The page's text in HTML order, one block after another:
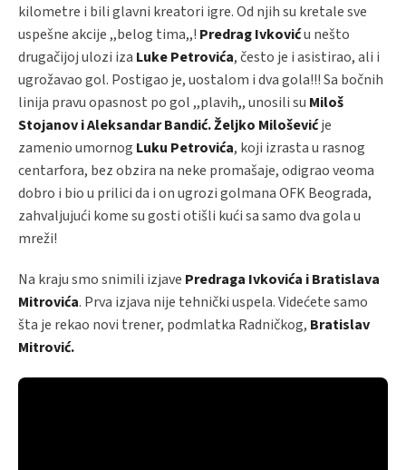
kilometre i bili glavni kreatori igre. Od njih su kretale sve
uspešne akcije ,,belog tima,,! Predrag Ivkoviću nešto
drugačijoj ulozi iza Luke Petrovića, često je i asistirao, ali i
ugrožavao gol. Postigao je, uostalom i dva gola!!! Sa bočnih
linija pravu opasnost po gol ,,plavih,, unosili su Miloš
Stojanov i Aleksandar Bandić.Željko Miloševićje
zamenio umornog Luku Petrovića, koji izrasta u rasnog
centarfora, bez obzira na neke promašaje, odigrao veoma
dobro i bio u prilici da i on ugrozi golmana OFK Beograda,
zahvaljujući kome su gosti otišli kući sa samo dva gola u
mreži!
Na kraju smo snimili izjave Predraga Ivkovića i Bratislava
Mitrovića. Prva izjava nije tehnički uspela. Videćete samo
šta je rekao novi trener, podmlatka Radničkog, Bratislav
Mitrović.